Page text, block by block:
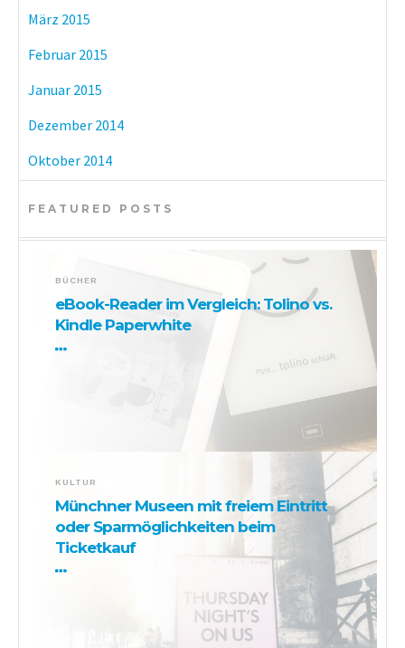
März 2015
Februar 2015
Januar 2015
Dezember 2014
Oktober 2014
FEATURED POSTS
BÜCHER
eBook-Reader im Vergleich: Tolino vs.
Kindle Paperwhite
KULTUR
Münchner Museen mit freiem Eintritt
oder Sparmöglichkeiten beim
Ticketkauf